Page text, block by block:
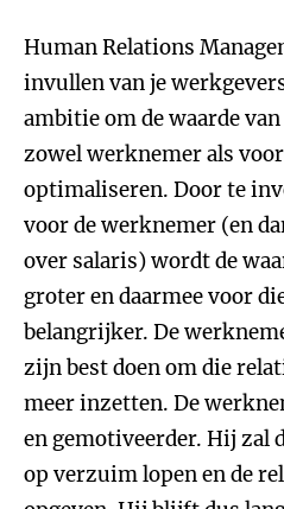
Human Relations
invullen van je
ambitie om de waarde
zowel werknemer als
optimaliseren. Door te
voor de werknemer (en
over salaris) wordt de
groter en daarmee voor
belangrijker. De
zijn best doen om die
meer inzetten. De
en gemotiveerder. Hij zal
op verzuim lopen en de